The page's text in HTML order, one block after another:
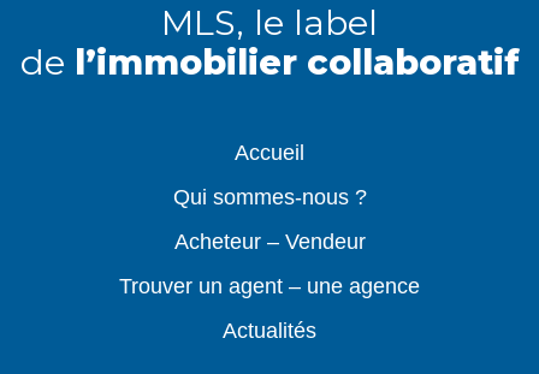
MLS, le label
de l’immobilier collaboratif
Accueil
Qui sommes-nous ?
Acheteur – Vendeur
Trouver un agent – une agence
Actualités